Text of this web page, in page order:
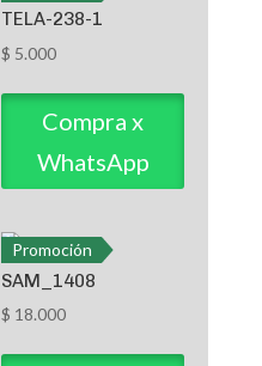
TELA-238-1
$ 5.000
Compra x
WhatsApp
Promoción
SAM_1408
$ 18.000